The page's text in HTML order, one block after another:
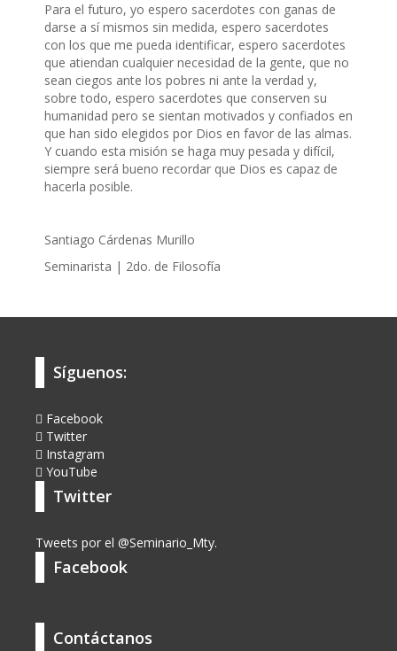
Para el futuro, yo espero sacerdotes con ganas de
darse a sí mismos sin medida, espero sacerdotes
con los que me pueda identificar, espero sacerdotes
que atiendan cualquier necesidad de la gente, que no
sean ciegos ante los pobres ni ante la verdad y,
sobre todo, espero sacerdotes que conserven su
humanidad pero se sientan motivados y confiados en
que han sido elegidos por Dios en favor de las almas.
Y cuando esta misión se haga muy pesada y difícil,
siempre será bueno recordar que Dios es capaz de
hacerla posible.
Santiago Cárdenas Murillo
Seminarista | 2do. de Filosofía
Síguenos:
Facebook
Twitter
Instagram
YouTube
Twitter
Tweets por el @Seminario_Mty.
Facebook
Contáctanos